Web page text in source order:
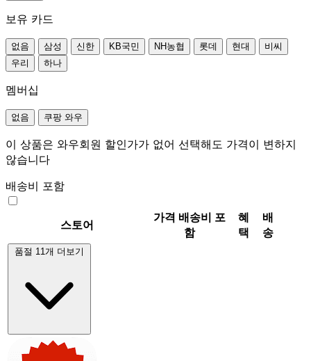
보유 카드
없음 삼성 신한 KB국민 NH농협 롯데 현대
비씨
우리
하나
멤버십
없음 쿠팡 와우
이 상품은 와우회원 할인가가 없어 선택해도 가격이 변하지
않습니다
배송비 포함
스토어
가격 배송비 포
함
혜
택
배
송
품절 11개 더보기